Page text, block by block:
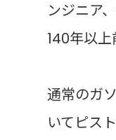
ンジニア
140年以上
通常のガ
いてピス